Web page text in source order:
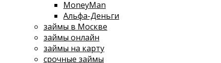
MoneyMan
Альфа-Деньги
займы в Москве
займы онлайн
займы на карту
срочные займы